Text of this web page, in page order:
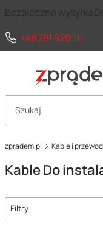
Bezpieczna wysyłka
+48 781 520 111
Otwórz wyszukiwarkę
zpradem.pl Kable i
Kable Do
Filtry